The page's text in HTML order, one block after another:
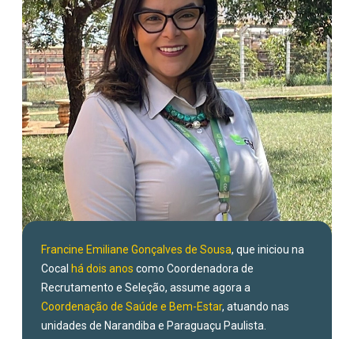
Francine Emiliane Gonçalves de Sousa, que iniciou na
Cocal há dois anos como Coordenadora de
Recrutamento e Seleção, assume agora a
Coordenação de Saúde e Bem-Estar, atuando nas
unidades de Narandiba e Paraguaçu Paulista.